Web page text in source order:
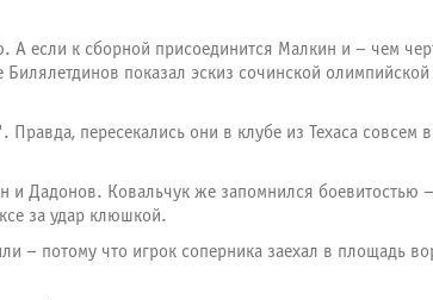
А если к сборной присоединится Малкин и – чем
показал эскиз сочинской
пересекались они в клубе из Техаса совсем
и Дадонов. Ковальчук же запомнился боевитостью
за удар клюшкой.
– потому что игрок соперника заехал в площадь